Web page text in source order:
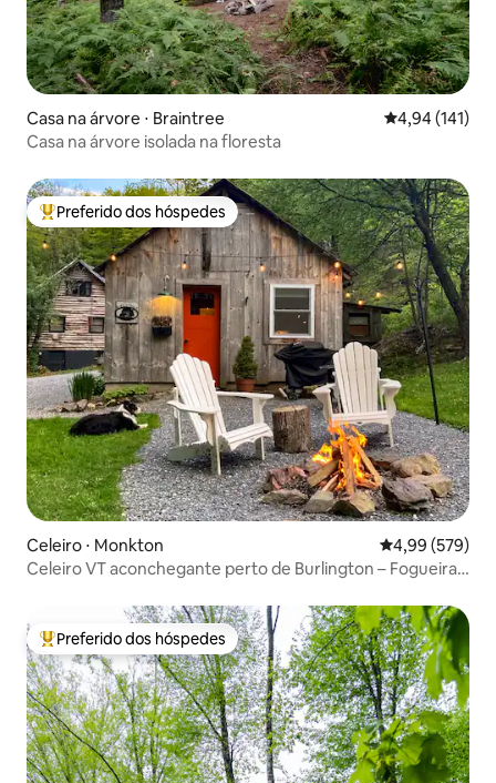
Casa na árvore ⋅ Braintree 4,94 de uma
4,94 (141)
Casa na árvore isolada na floresta
Entre os melhores preferidos dos hóspedes
Preferido dos hóspedes
Celeiro ⋅ Monkton 4,99 de uma
4,99 (579)
Celeiro VT aconchegante perto de Burlington – Fogueira –
Entre os melhores preferidos dos hóspedes
Preferido dos hóspedes